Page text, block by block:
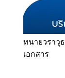
ทนายวราวุธ
เอกสาร